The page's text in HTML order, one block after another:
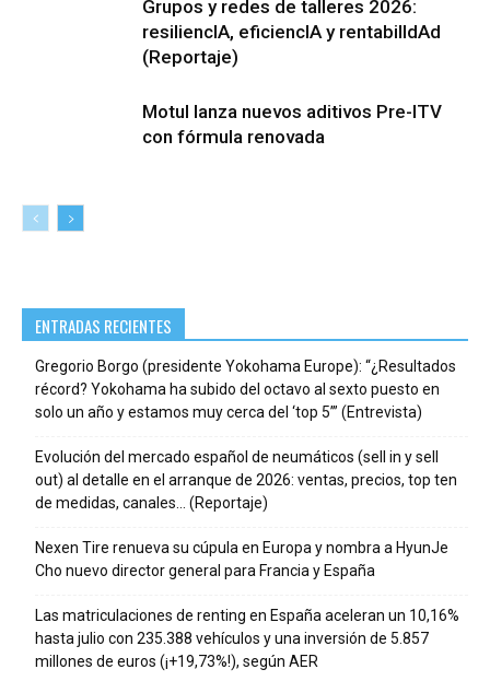
Grupos y redes de talleres 2026:
resiliencIA, eficiencIA y rentabilIdAd
(Reportaje)
Motul lanza nuevos aditivos Pre-ITV
con fórmula renovada
ENTRADAS RECIENTES
Gregorio Borgo (presidente Yokohama Europe): “¿Resultados
récord? Yokohama ha subido del octavo al sexto puesto en
solo un año y estamos muy cerca del ‘top 5’” (Entrevista)
Evolución del mercado español de neumáticos (sell in y sell
out) al detalle en el arranque de 2026: ventas, precios, top ten
de medidas, canales… (Reportaje)
Nexen Tire renueva su cúpula en Europa y nombra a HyunJe
Cho nuevo director general para Francia y España
Las matriculaciones de renting en España aceleran un 10,16%
hasta julio con 235.388 vehículos y una inversión de 5.857
millones de euros (¡+19,73%!), según AER